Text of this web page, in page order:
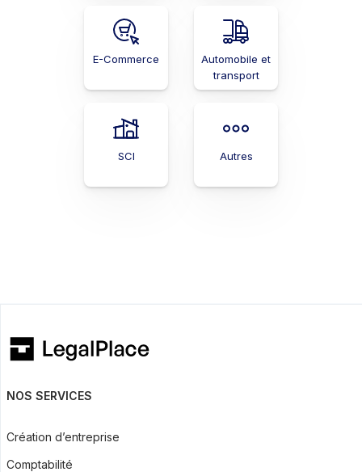
E-Commerce
Automobile et
transport
SCI Autres
NOS SERVICES
Création d’entreprise
Comptabilité